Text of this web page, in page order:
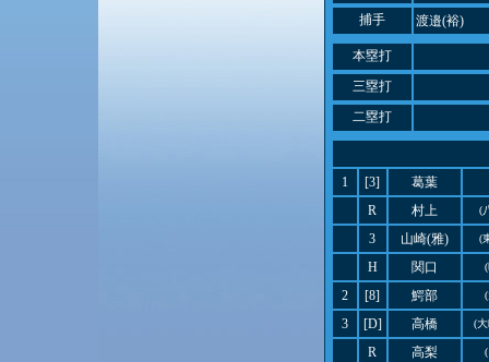
捕手
渡邉(裕)
本塁打
三塁打
二塁打
1 [3]
葛葉
R
村上 (
3 山崎(雅) (
H 関口
2 [8] 鰐部
3 [D] 高橋 (
R 高梨